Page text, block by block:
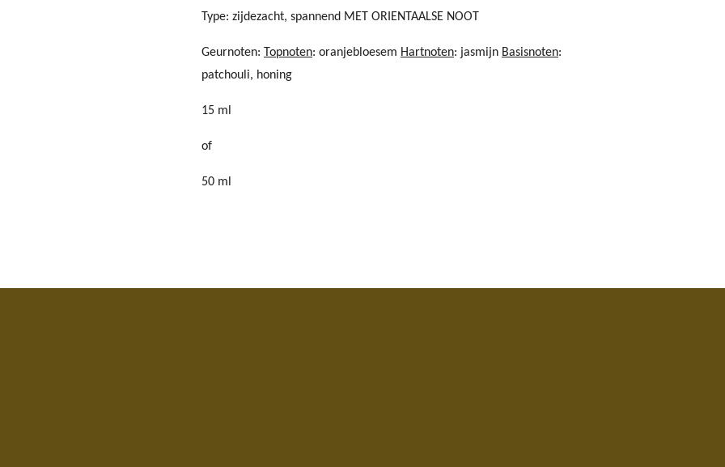
Type: zijdezacht, spannend MET ORIENTAALSE NOOT
Geurnoten: Topnoten: oranjebloesem Hartnoten: jasmijn Basisnoten:
patchouli, honing
15 ml
of
50 ml